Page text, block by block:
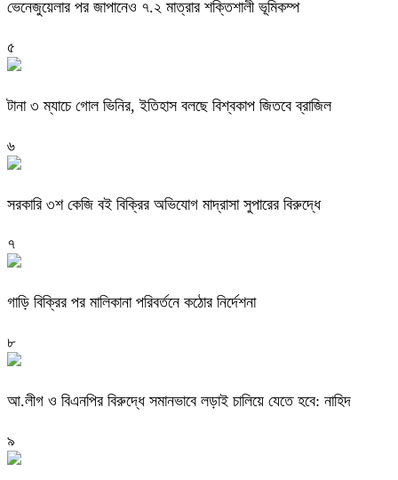
ভেনেজুয়েলার পর জাপানেও ৭.২ মাত্রার শক্তিশালী ভূমিকম্প
৫
টানা ৩ ম্যাচে গোল ভিনির, ইতিহাস বলছে বিশ্বকাপ জিতবে ব্রাজিল
৬
সরকারি ৩শ কেজি বই বিক্রির অভিযোগ মাদ্রাসা সুপারের বিরুদ্ধে
৭
গাড়ি বিক্রির পর মালিকানা পরিবর্তনে কঠোর নির্দেশনা
৮
আ.লীগ ও বিএনপির বিরুদ্ধে সমানভাবে লড়াই চালিয়ে যেতে হবে: নাহিদ
৯